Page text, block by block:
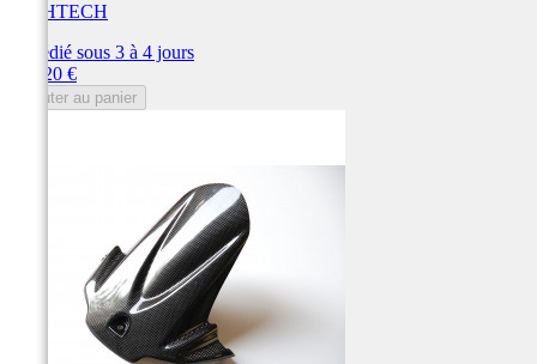
LIGHTECH
Expédié sous 3 à 4 jours
199,20 €
Ajouter au panier